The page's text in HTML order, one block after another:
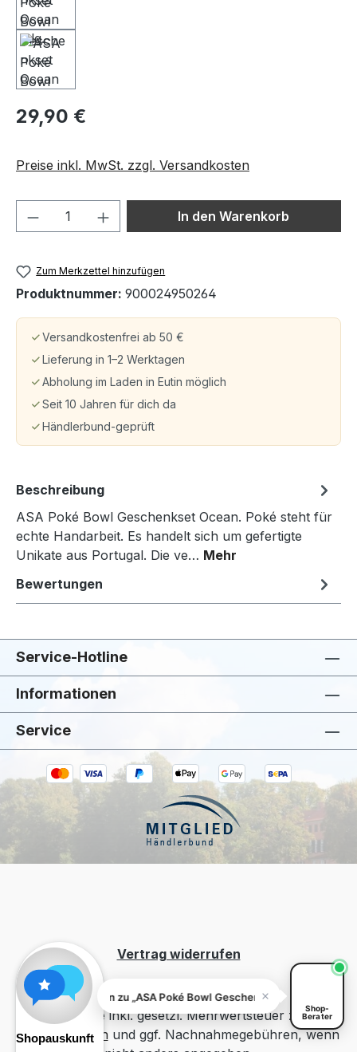
29,90 €
Preise inkl. MwSt. zzgl. Versandkosten
Produkt Anzahl: Gib denIn den Warenkorb
Zum Merkzettel hinzufügen
Produktnummer: 900024950264
Versandkostenfrei ab 50 €
Lieferung in 1–2 Werktagen
Abholung im Laden in Eutin möglich
Seit 10 Jahren für dich da
Händlerbund-geprüft
Beschreibung
ASA Poké Bowl Geschenkset Ocean. Poké steht für
echte Handarbeit. Es handelt sich um gefertigte
Unikate aus Portugal. Die ve… Mehr
Bewertungen
Service-Hotline
Informationen
Service
Vertrag widerrufen
Alle Preise inkl. gesetzl. Mehrwertsteuer zzgl.
Versandkosten und ggf. Nachnahmegebühren, wenn
Shop-
Berater
Fragen zu „ASA Poké Bowl Geschenkset Ocean 3tlg."?